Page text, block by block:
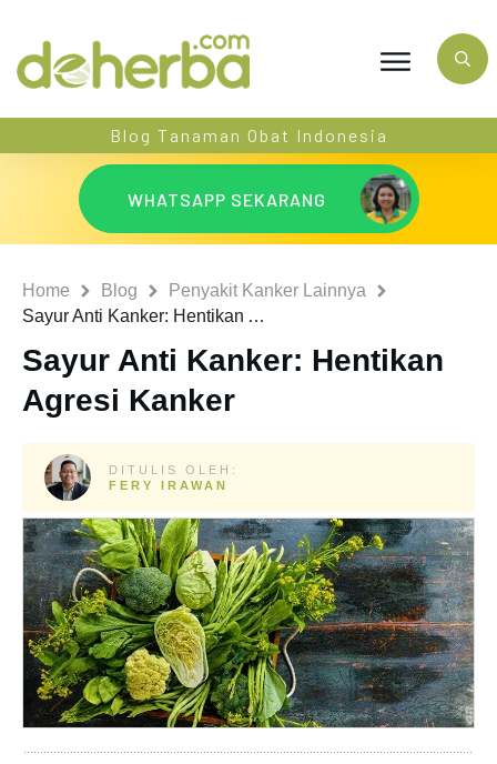
Blog Tanaman Obat Indonesia
WHATSAPP SEKARANG
Home Blog
Penyakit Kanker Lainnya
Sayur Anti Kanker: Hentikan Agresi Kanker
Sayur Anti Kanker: Hentikan
Agresi Kanker
DITULIS OLEH:
FERY IRAWAN